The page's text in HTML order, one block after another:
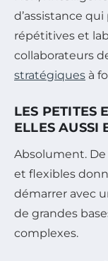
d’assistance
répétitives et
collaborateurs
stratégiques à
LES PETITES
ELLES AUSSI
Absolument.
et flexibles
démarrer avec
de grandes
complexes.